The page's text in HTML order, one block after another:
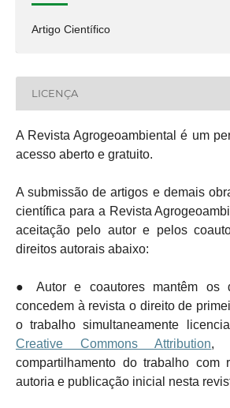
Artigo Científico
LICENÇA
A Revista Agrogeoambiental é um
acesso aberto e gratuito.
A submissão de artigos e demais
científica para a Revista
aceitação pelo autor e pelos
direitos autorais abaixo:
● Autor e coautores mantêm os
concedem à revista o direito de
o trabalho simultaneamente
Creative Commons Attribution,
compartilhamento do trabalho com
autoria e publicação inicial nesta